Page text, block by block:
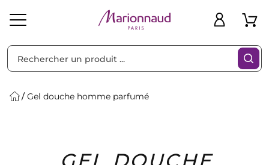
Solaire Homme Marques Idées
Cadeaux
Bons
Plans
Gel douche homme parfumé
Filtres